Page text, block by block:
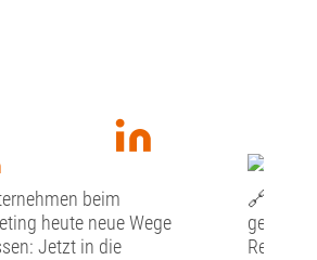
beim
heute neue Wege
Jetzt in die
Region